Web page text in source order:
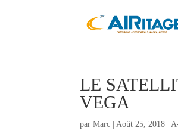
LE
VEGA
parMarc |Août 25, 2018 |